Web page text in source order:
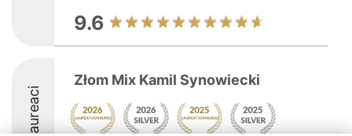
9.6
Laureaci
Złom Mix Kamil Synowiecki